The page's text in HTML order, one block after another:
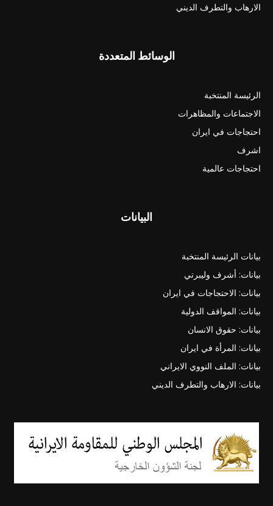
الارهاب والتطرف الديني
الوسائط المتعددة
الرئيسة المنتخبة
الاجتماعات والمظاهرات
احتجاجات في ايران
اشرف
احتجاجات عالمية
البيانات
بيانات الرئيسة المنتخبة
بيانات: أشرف وليبرتي
بيانات: الاحتجاجات في ايران
بيانات: المواقف الدولية
بيانات: حقوق الانسان
بيانات: المرأة في ايران
بيانات: الملف النووي الايراني
بيانات: الارهاب والتطرف الديني